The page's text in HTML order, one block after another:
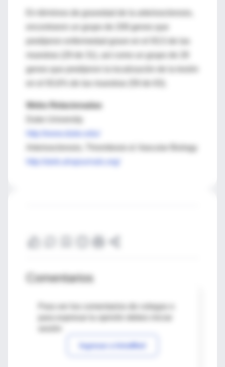
encontraron un grupo de 208 genes que
muestras (29 de 31), así como un grupo de 28
genes que predijeron la localización de la lesión
Webs Relacionadas
Arteriosclerosis, Thrombosis & Vascular Biology
Comentarios
Para ver los comentarios de colegas o
Ingresar a IntraMed